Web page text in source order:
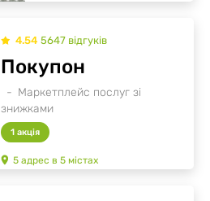
4.54 5647 відгуків
Маркетплейс послуг зі
знижками
Покупон
1 акція
5 адрес в 5 містах